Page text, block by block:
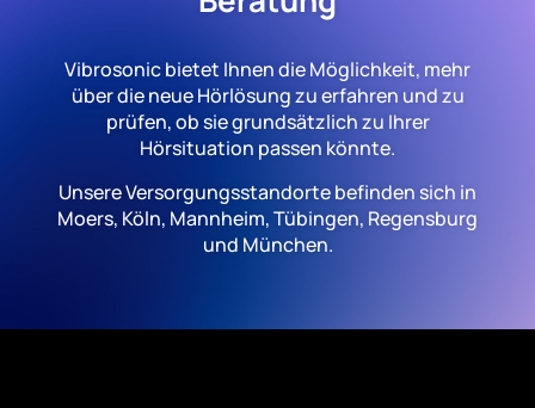
Vibrosonic bietet Ihnen die Möglichkeit, mehr
über die neue Hörlösung zu erfahren und zu
prüfen, ob sie grundsätzlich zu Ihrer
Hörsituation passen könnte.
Unsere Versorgungsstandorte befinden sich in
Moers, Köln, Mannheim, Tübingen, Regensburg
und München.